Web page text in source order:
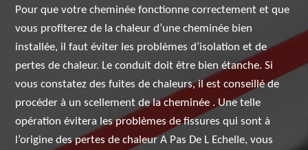
Pour que votre cheminée fonctionne correctement et que
vous profiterez de la chaleur d’une cheminée bien
installée, il faut éviter les problèmes d’isolation et de
pertes de chaleur. Le conduit doit être bien étanche. Si
vous constatez des fuites de chaleurs, il est conseillé de
procéder à un scellement de la cheminée . Une telle
opération évitera les problèmes de fissures qui sont à
l’origine des pertes de chaleur A Pas De L Echelle, vous